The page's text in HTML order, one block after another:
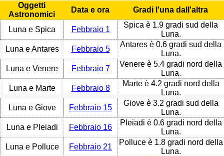
Oggetti
Astronomici
Data e ora Gradi l'una dall'altra
Luna e Spica Febbraio 1
Spica è 1.9 gradi sud della
Luna.
Luna e Antares
Febbraio 5
Antares è 0.6 gradi sud della
Luna.
Luna e Venere
Febbraio 7
Venere è 5.4 gradi nord della
Luna.
Luna e Marte
Febbraio 8
Marte è 4.2 gradi nord della
Luna.
Luna e Giove
Febbraio 15
Giove è 3.2 gradi sud della
Luna.
Luna e Pleiadi
Febbraio 16
Pleiadi è 0.6 gradi nord della
Luna.
Luna e Polluce
Febbraio 21
Polluce è 1.8 gradi nord della
Luna.